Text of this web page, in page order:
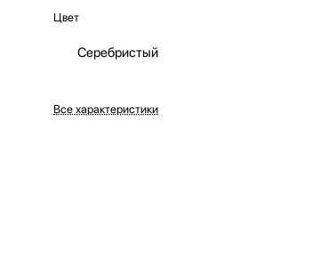
Цвет
Серебристый
Все характеристики